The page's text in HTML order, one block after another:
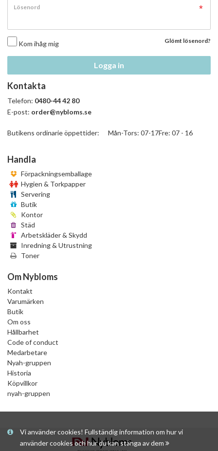
Vi använder cookies! Fullständig information om hur vi
använder cookies och hur du kan stänga av dem
Lösenord
Kom ihåg mig Glömt lösenord?
Logga in
Kontakta
Telefon: 0480-44 42 80
E-post: order@nybloms.se
Butikens ordinarie öppettider: Mån-Tors: 07-17Fre: 07 - 16
Handla
Förpackningsemballage
Hygien & Torkpapper
Servering
Butik
Kontor
Städ
Arbetskläder & Skydd
Inredning & Utrustning
Toner
Om Nybloms
Kontakt
Varumärken
Butik
Om oss
Hållbarhet
Code of conduct
Medarbetare
Nyah-gruppen
Historia
Köpvillkor
nyah-gruppen